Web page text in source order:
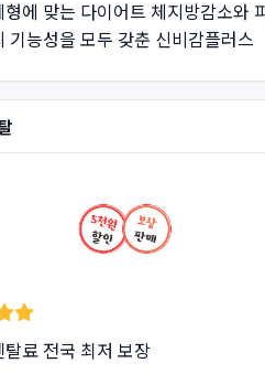
형에 맞는 다이어트 체지방감소와
기능성을 모두 갖춘 신비감플러스
료 전국 최저 보장